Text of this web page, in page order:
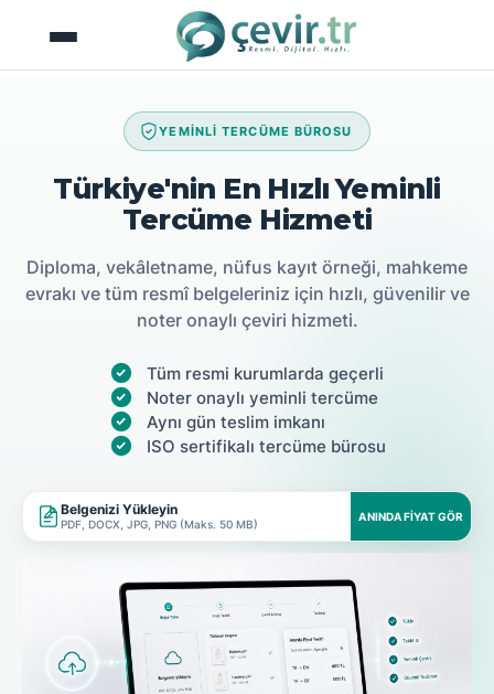
YEMİNLİ TERCÜME BÜROSU
Türkiye'nin En Hızlı Yeminli
Tercüme Hizmeti
Diploma, vekâletname, nüfus kayıt örneği, mahkeme
evrakı ve tüm resmî belgeleriniz için hızlı, güvenilir ve
noter onaylı çeviri hizmeti.
Tüm resmi kurumlarda geçerli
Noter onaylı yeminli tercüme
Aynı gün teslim imkanı
ISO sertifikalı tercüme bürosu
Belgenizi Yükleyin
PDF, DOCX, JPG, PNG (Maks. 50 MB)
ANINDA FIYAT GÖR